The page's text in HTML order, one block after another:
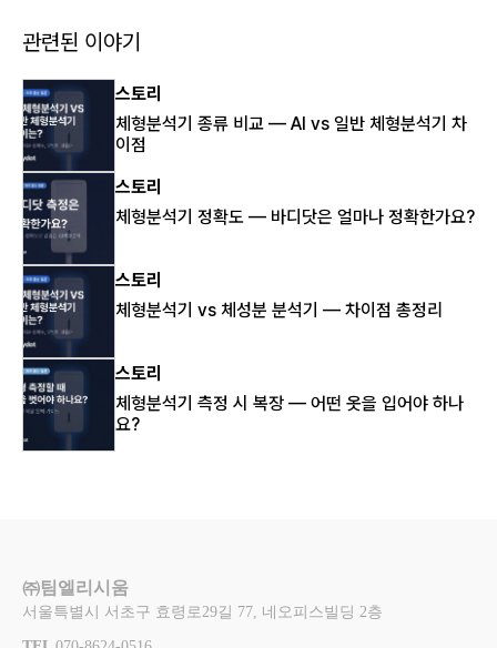
관련된 이야기
스토리
체형분석기 종류 비교 — AI vs 일반 체형분석기 차
이점
스토리
체형분석기 정확도 — 바디닷은 얼마나 정확한가요?
스토리
체형분석기 vs 체성분 분석기 — 차이점 총정리
스토리
체형분석기 측정 시 복장 — 어떤 옷을 입어야 하나
요?
㈜팀엘리시움
서울특별시 서초구 효령로29길 77, 네오피스빌딩 2층